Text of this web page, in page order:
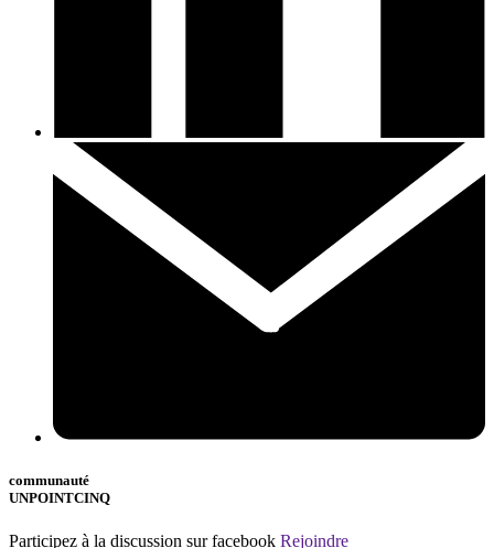
communauté
UNPOINTCINQ
Participez à la discussion sur facebook Rejoindre